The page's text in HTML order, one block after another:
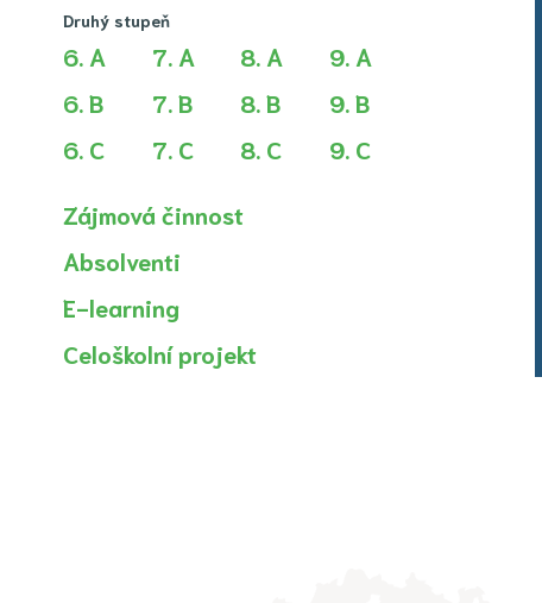
Druhý stupeň
6. A
6. B
6. C
7. A
7. B
7. C
8. A
8. B
8. C
9. A
9. B
9. C
Zájmová činnost
Absolventi
E-learning
Celoškolní projekt